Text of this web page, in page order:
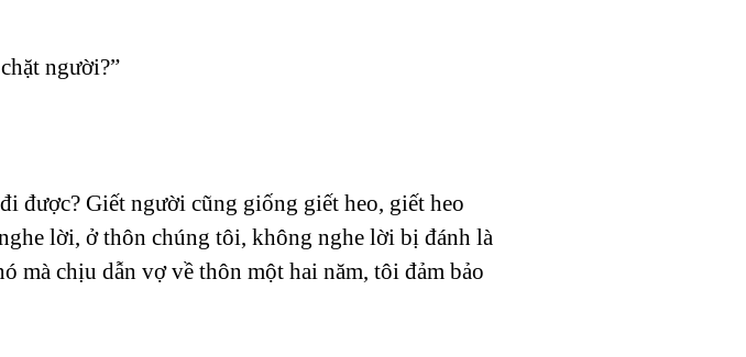
người?”
được? Giết người cũng giống giết heo, giết heo
lời, ở thôn chúng tôi, không nghe lời bị đánh là
mà chịu dẫn vợ về thôn một hai năm, tôi đảm bảo